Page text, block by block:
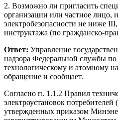
2. Возможно ли пригласить
организации или частное
электробезопасности не ниже
инструктажа (по гражданско-
Ответ: Управление
надзора Федеральной службы по
технологическому и атомному
обращение и сообщает.
Согласно п. 1.1.2 Правил
электроустановок потребителей
утвержденных приказом